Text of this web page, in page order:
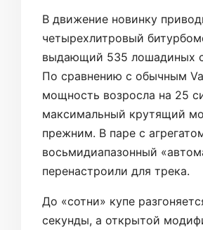
В движение новинку
четырехлитровый
выдающий 535 лошадиных
По сравнению с обычным
мощность возросла на 25
максимальный крутящий
прежним. В паре с
восьмидиапазонный
перенастроили для трека.
До «сотни» купе
секунды, а открытой